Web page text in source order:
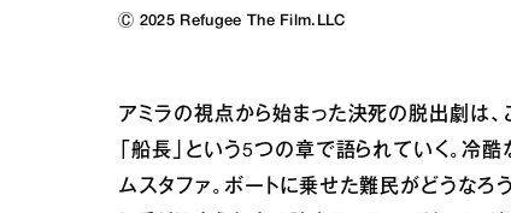
Ⓒ 2025 Refugee The Film.LLC
アミラの視点から始まった決死の脱出劇は、
「船長」という5つの章で語られていく。
ムスタファ。ボートに乗せた難民がどうな